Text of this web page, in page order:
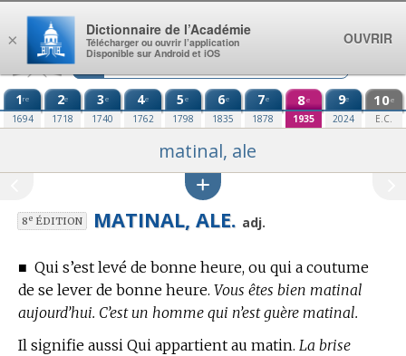
Aller au contenu
1re
1694
2e
1718
3e
1740
4e
1762
5e
1798
6e
1835
7e
1878
8e
1935
9e
2024
10e
E.C.
matinal, ale
8eÉDITION MATINAL, ALE. adj.
■ Qui s’est levé de bonne heure, ou qui a coutume
de se lever de bonne heure. Vous êtes bien matinal
aujourd’hui. C’est un homme qui n’est guère matinal.
Il signifie aussi Qui appartient au matin. La brise
×
Dictionnaire de l’Académie
Télécharger ou ouvrir l’application
Disponible sur Android et iOS
OUVRIR